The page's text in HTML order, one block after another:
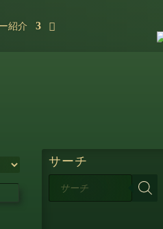
紹介
サーチ
商
検